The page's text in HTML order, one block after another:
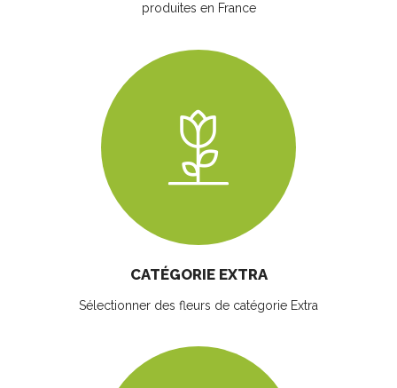
produites en France
CATÉGORIE EXTRA
Sélectionner des fleurs de catégorie Extra